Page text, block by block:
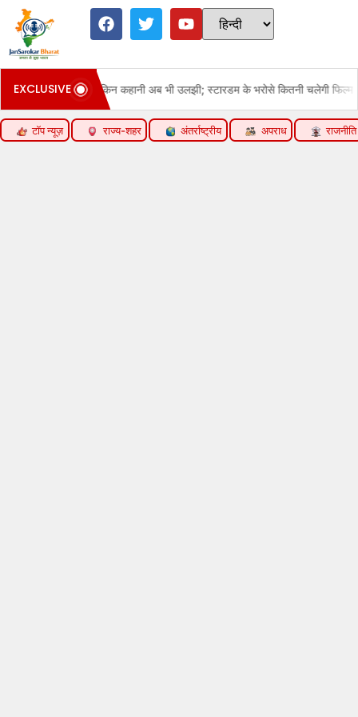
EXCLUSIVE
एक्शन खूब, लेकिन कहानी अब भी उलझी; स्टारडम के भरोसे कितनी चलेगी फिल्म
टॉप न्यूज़ राज्य-शहर अंतर्राष्ट्रीय अपराध राजनीति